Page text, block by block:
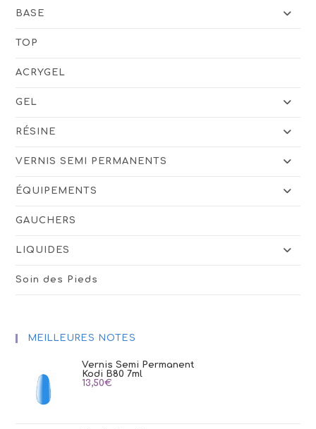
BASE
TOP
ACRYGEL
GEL
RÉSINE
VERNIS SEMI PERMANENTS
ÉQUIPEMENTS
GAUCHERS
LIQUIDES
Soin des Pieds
MEILLEURES NOTES
Vernis Semi Permanent
Kodi B80 7ml
13,50€